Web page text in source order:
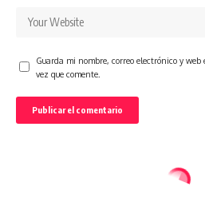
Guarda mi nombre, correo electrónico y
vez que comente.